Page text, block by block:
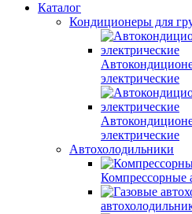
Каталог
Кондиционеры для
электрические
электрические
Автохолодильники
Компрессорные